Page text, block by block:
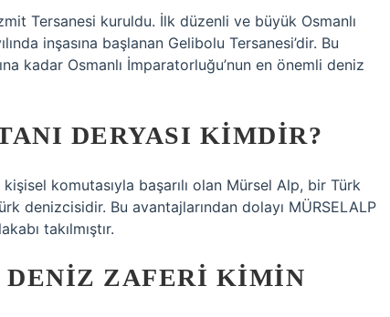
Tersanesi kuruldu. İlk düzenli ve büyük Osmanlı
inşasına başlanan Gelibolu Tersanesi’dir. Bu
kadar Osmanlı İmparatorluğu’nun en önemli deniz
DERYASI KIMDIR?
komutasıyla başarılı olan Mürsel Alp, bir Türk
denizcisidir. Bu avantajlarından dolayı MÜRSELALP
takılmıştır.
ZAFERI KIMIN